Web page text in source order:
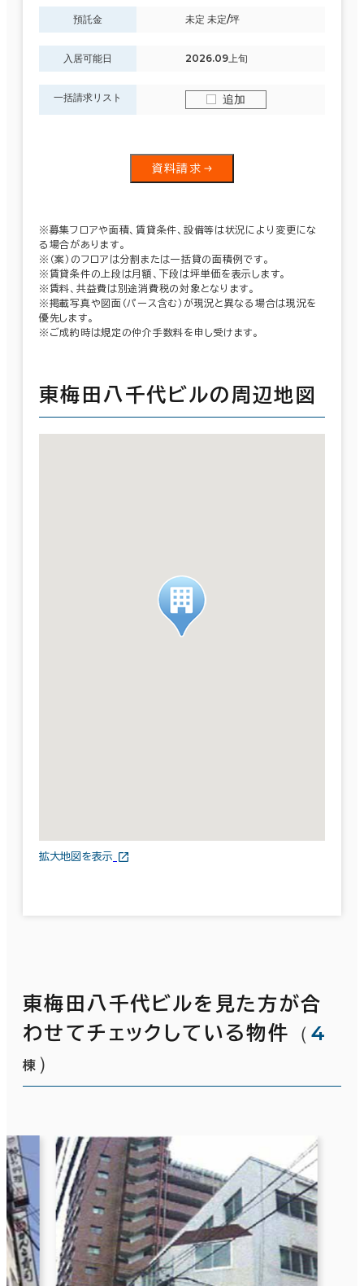
預託金 未定 未定/坪
入居可能日 2026.09上旬
一括請求リスト 追加
資料請求
※募集フロアや面積、賃貸条件、設備等は状況により変更にな
る場合があります。
※（案）のフロアは分割または一括貸の面積例です。
※賃貸条件の上段は月額、下段は坪単価を表示します。
※賃料、共益費は別途消費税の対象となります。
※掲載写真や図面（パース含む）が現況と異なる場合は現況を
優先します。
※ご成約時は規定の仲介手数料を申し受けます。
東梅田八千代ビルの周辺地図
拡大地図を表示
東梅田八千代ビルを見た方が合
わせてチェックしている物件
（ 4
棟 ）